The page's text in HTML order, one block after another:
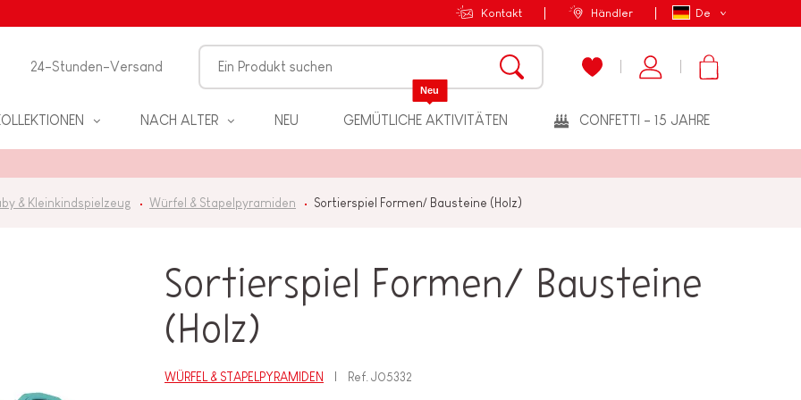
De
Kontakt Händler
24-Stunden-Versand
NACH ALTER NEU GEMÜTLICHE AKTIVITÄTEN
Neu
CONFETTI - 15 JAHRE
& Kleinkindspielzeug Würfel & Stapelpyramiden Sortierspiel Formen/ Bausteine (Holz)
Sortierspiel Formen/ Bausteine
(Holz)
WÜRFEL & STAPELPYRAMIDEN Ref.J05332